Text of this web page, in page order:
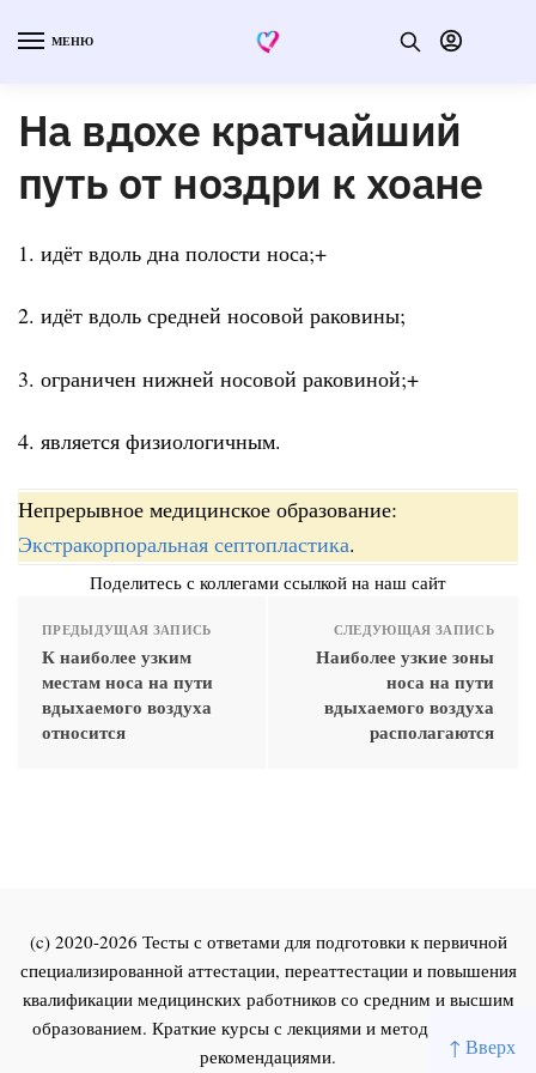
↑ Вверх
МЕНЮ
На вдохе кратчайший
путь от ноздри к хоане
1. идёт вдоль дна полости носа;+
2. идёт вдоль средней носовой раковины;
3. ограничен нижней носовой раковиной;+
4. является физиологичным.
Непрерывное медицинское образование:
Экстракорпоральная септопластика.
Поделитесь с коллегами ссылкой на наш сайт
ПРЕДЫДУЩАЯ ЗАПИСЬ
К наиболее узким
местам носа на пути
вдыхаемого воздуха
относится
СЛЕДУЮЩАЯ ЗАПИСЬ
Наиболее узкие зоны
носа на пути
вдыхаемого воздуха
располагаются
(c) 2020-2026 Тесты с ответами для подготовки к первичной
специализированной аттестации, переаттестации и повышения
квалификации медицинских работников со средним и высшим
образованием. Краткие курсы с лекциями и методическими
рекомендациями.